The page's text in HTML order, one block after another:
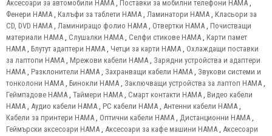
Аксесоари за автомобили HAMA , Поставки за мобилни телефони HAMA ,
Фенери HAMA , Калъфи за таблети HAMA , Ламинатори HAMA , Класьори за
CD, DVD HAMA , Ламиниращо фолио HAMA , Отвертки HAMA , Почистващи
материали HAMA , Слушалки HAMA , Селфи стикове HAMA , Карти памет
HAMA , Блутут адаптери HAMA , Четци за карти HAMA , Охлаждащи поставки
за лаптопи HAMA , Мрежови кабели HAMA , Зарядни устройства и адаптери
HAMA , Разклонители HAMA , Захранващи кабели HAMA , Звукови системи и
тонколони HAMA , Бинокли HAMA , Заключващи устройства за лаптоп HAMA ,
Геймпадове HAMA , Таймери HAMA , Смарт контакти HAMA , Видео кабели
HAMA , Аудио кабели HAMA , PC кабели HAMA , Антенни кабели HAMA ,
Кабели за принтери HAMA , Оптични кабели HAMA , Дистанционни HAMA ,
Геймърски аксесоари HAMA , Аксесоари за кафе машини HAMA , Аксесоари